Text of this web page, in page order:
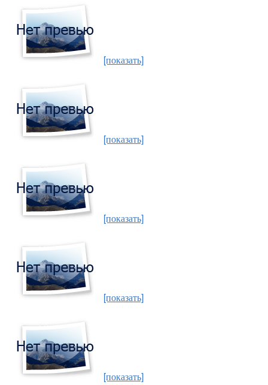
[показать]
[показать]
[показать]
[показать]
[показать]